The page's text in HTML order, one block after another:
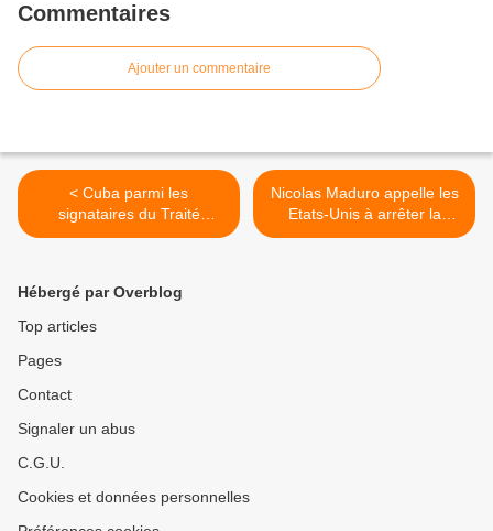
Commentaires
Ajouter un commentaire
< Cuba parmi les
signataires du Traité
interdisant les armes
Nicolas Maduro appelle les
Etats-Unis à arrêter la
diabolisation du Venezuela
Hébergé par Overblog
Top articles
Pages
Contact
Signaler un abus
C.G.U.
Cookies et données personnelles